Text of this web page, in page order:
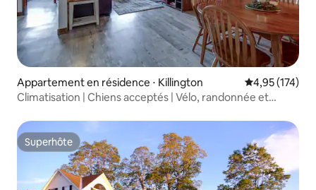
Appartement en résidence ⋅ Killington Évaluation
4,95 (174)
Climatisation | Chiens acceptés | Vélo, randonnée et
Superhôte
Superhôte